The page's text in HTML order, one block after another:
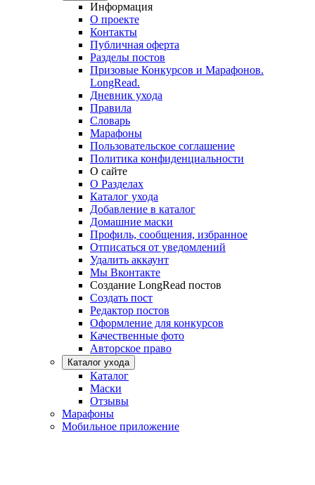
Информация
О проекте
Контакты
Публичная оферта
Разделы постов
Призовые Конкурсов и Марафонов.
LongRead.
Дневник ухода
Правила
Словарь
Марафоны
Пользовательское соглашение
Политика конфиденциальности
О сайте
О Разделах
Каталог ухода
Добавление в каталог
Домашние маски
Профиль, сообщения, избранное
Отписаться от уведомлений
Удалить аккаунт
Мы Вконтакте
Создание LongRead постов
Создать пост
Редактор постов
Оформление для конкурсов
Качественные фото
Авторское право
Каталог ухода
Каталог
Маски
Отзывы
Марафоны
Мобильное приложение